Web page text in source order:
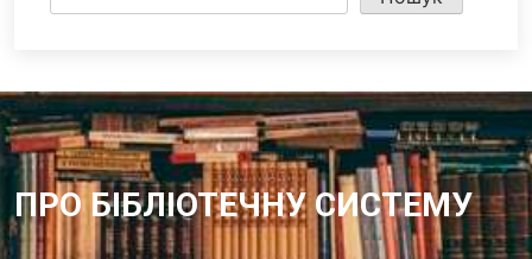
ПРО БІБЛІОТЕЧНУ СИСТЕМУ